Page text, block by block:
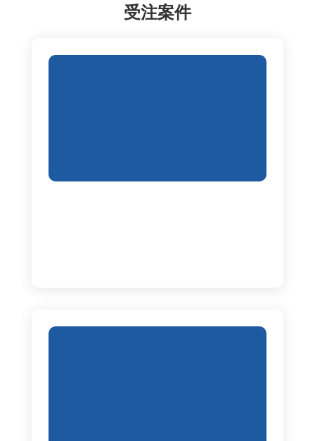
受注案件